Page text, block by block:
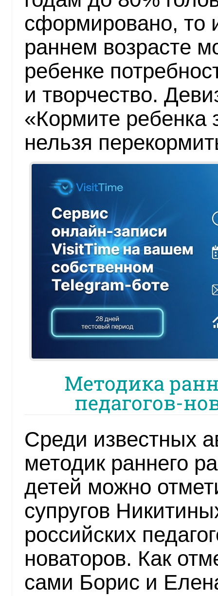
сформировано, то
раннем возрасте
ребенке
и творчество.
«Кормите ребенка
нельзя
Методика
педагогов-
Среди известных
методик раннего
детей можно
супругов
российских
новаторов. Как
сами Борис и